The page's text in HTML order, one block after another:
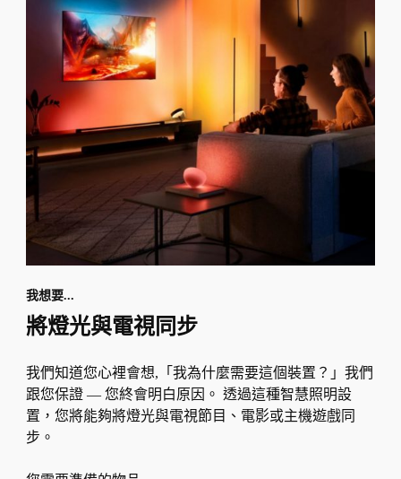
我想要...
將燈光與電視同步
我們知道您心裡會想,「我為什麼需要這個裝置？」我們
跟您保證 — 您終會明白原因。 透過這種智慧照明設
置，您將能夠將燈光與電視節目、電影或主機遊戲同
步。